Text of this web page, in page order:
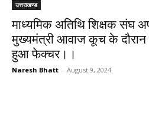
उत्तराखण्ड
माध्यमिक अतिथि शिक्षक संघ
मुख्यमंत्री आवाज कूच के दौरान
हुआ फेक्चर।।
Naresh Bhatt - August 9, 2024